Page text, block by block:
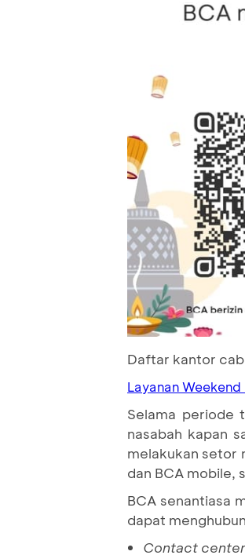
Daftar kantor
Layanan
Selama periode
nasabah kapan
melakukan setor
dan BCA mobile,
BCA senantiasa
dapat
Contact center